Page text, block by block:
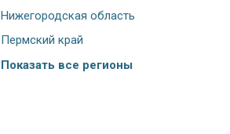
Нижегородская область
Пермский край
Показать все регионы